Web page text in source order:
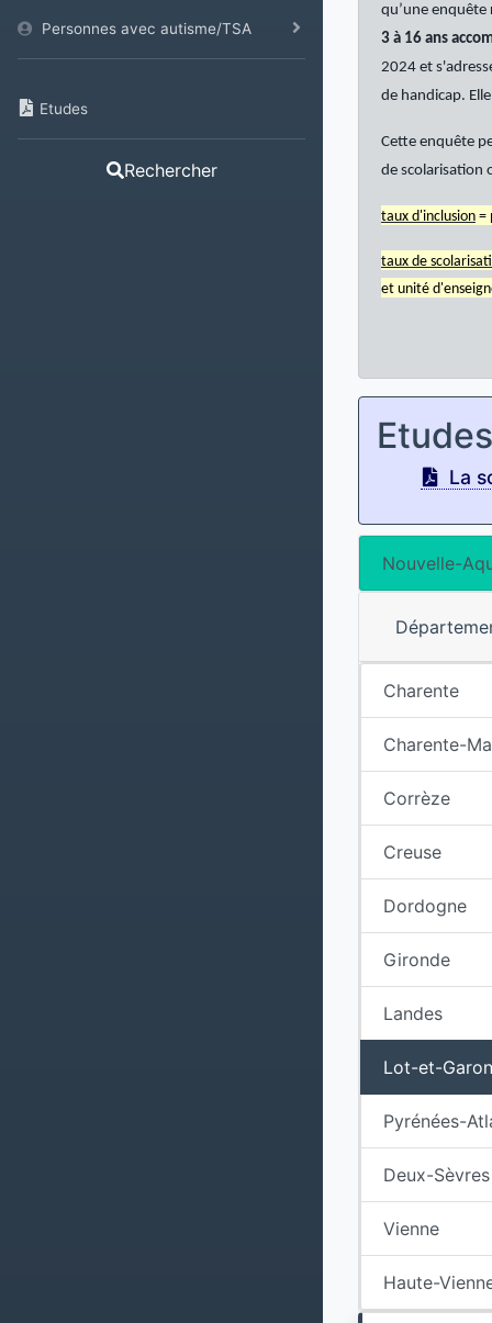
Personnes avec autisme/TSA
Etudes
Rechercher
qu’une
3 à 16 ans
2024 et
de handicap.
Cette enquête
de scolarisation
taux d'inclusion =
taux de
et unité
Etudes
La
Nouvelle-
Charente
Charente-
Corrèze
Creuse
Dordogne
Gironde
Landes
Lot-et-
Pyrénées-
Deux-Sèvres
Vienne
Haute-